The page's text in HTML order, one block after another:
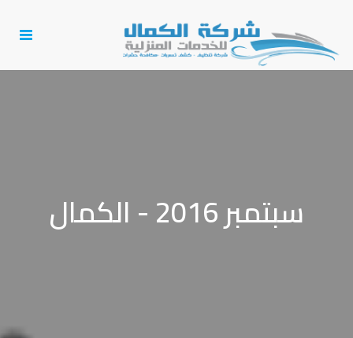
Toggle
سبتمبر 2016 - الكمال